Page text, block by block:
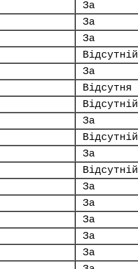
За
За
За
Відсутній
За
Відсутня
Відсутній
За
Відсутній
За
Відсутній
За
За
За
За
За